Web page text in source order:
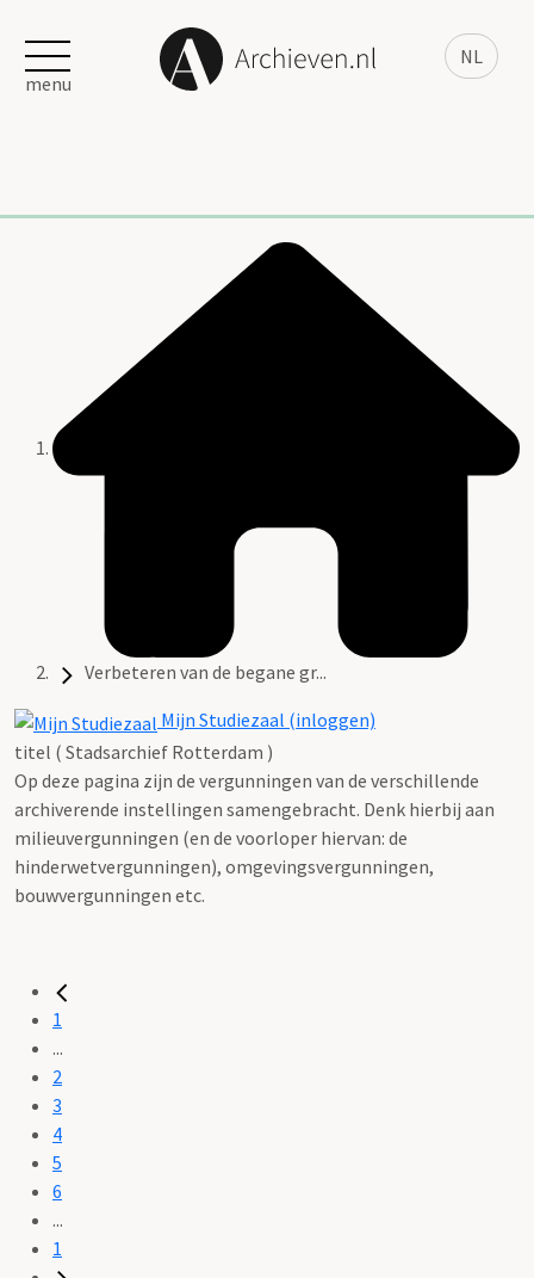
NL
menu
Verbeteren van de begane gr...
Mijn Studiezaal (inloggen)
titel ( Stadsarchief Rotterdam )
Op deze pagina zijn de vergunningen van de verschillende
archiverende instellingen samengebracht. Denk hierbij aan
milieuvergunningen (en de voorloper hiervan: de
hinderwetvergunningen), omgevingsvergunningen,
bouwvergunningen etc.
1
...
2
3
4
5
6
...
1